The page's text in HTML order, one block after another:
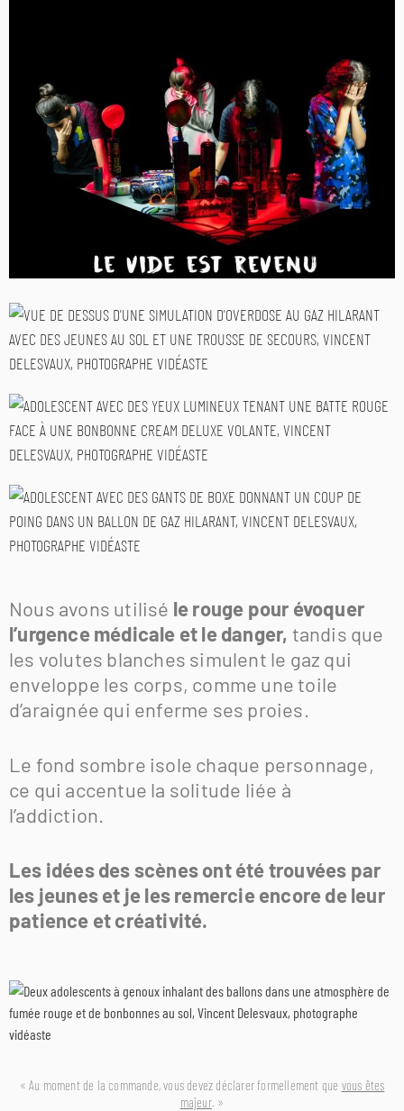
Nous avons utilisé le rouge pour évoquer
l’urgence médicale et le danger, tandis que
les volutes blanches simulent le gaz qui
enveloppe les corps, comme une toile
d’araignée qui enferme ses proies.
Le fond sombre isole chaque personnage,
ce qui accentue la solitude liée à
l’addiction.
Les idées des scènes ont été trouvées par
les jeunes et je les remercie encore de leur
patience et créativité.
« Au moment de la commande, vous devez déclarer formellement que vous êtes
majeur. »